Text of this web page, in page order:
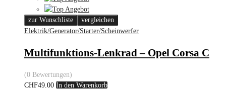
zur Wunschliste
vergleichen
Elektrik/Generator/Starter/Scheinwerfer
Multifunktions-Lenkrad – Opel Corsa C
(0 Bewertungen)
CHF49.00 In den Warenkorb